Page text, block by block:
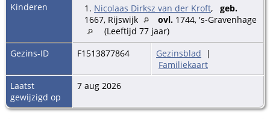
Kinderen
1. Nicolaas Dirksz van der Kroft, geb.
1667, Rijswijk
ovl. 1744, 's-Gravenhage
(Leeftijd 77 jaar)
Gezins-ID
F1513877864 Gezinsblad |
Familiekaart
Laatst
gewijzigd op
7 aug 2026